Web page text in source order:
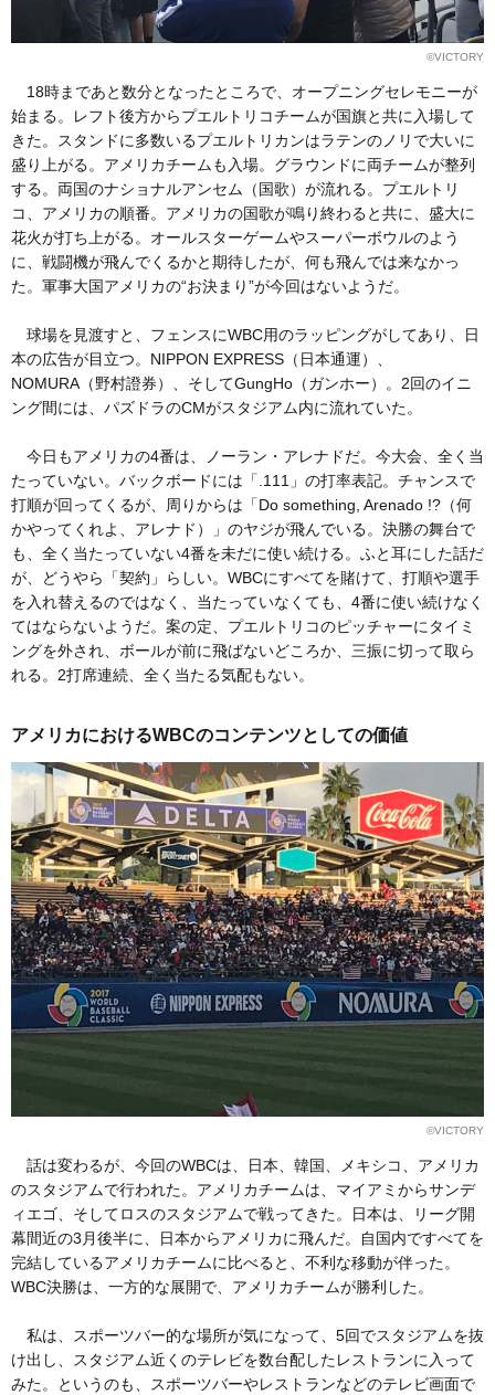
©VICTORY
18時まであと数分となったところで、オープニングセレモニーが
始まる。レフト後方からプエルトリコチームが国旗と共に入場して
きた。スタンドに多数いるプエルトリカンはラテンのノリで大いに
盛り上がる。アメリカチームも入場。グラウンドに両チームが整列
する。両国のナショナルアンセム（国歌）が流れる。プエルトリ
コ、アメリカの順番。アメリカの国歌が鳴り終わると共に、盛大に
花火が打ち上がる。オールスターゲームやスーパーボウルのよう
に、戦闘機が飛んでくるかと期待したが、何も飛んでは来なかっ
た。軍事大国アメリカの“お決まり”が今回はないようだ。
球場を見渡すと、フェンスにWBC用のラッピングがしてあり、日
本の広告が目立つ。NIPPON EXPRESS（日本通運）、
NOMURA（野村證券）、そしてGungHo（ガンホー）。2回のイニ
ング間には、パズドラのCMがスタジアム内に流れていた。
今日もアメリカの4番は、ノーラン・アレナドだ。今大会、全く当
たっていない。バックボードには「.111」の打率表記。チャンスで
打順が回ってくるが、周りからは「Do something, Arenado !?（何
かやってくれよ、アレナド）」のヤジが飛んでいる。決勝の舞台で
も、全く当たっていない4番を未だに使い続ける。ふと耳にした話だ
が、どうやら「契約」らしい。WBCにすべてを賭けて、打順や選手
を入れ替えるのではなく、当たっていなくても、4番に使い続けなく
てはならないようだ。案の定、プエルトリコのピッチャーにタイミ
ングを外され、ボールが前に飛ばないどころか、三振に切って取ら
れる。2打席連続、全く当たる気配もない。
アメリカにおけるWBCのコンテンツとしての価値
©VICTORY
話は変わるが、今回のWBCは、日本、韓国、メキシコ、アメリカ
のスタジアムで行われた。アメリカチームは、マイアミからサンデ
ィエゴ、そしてロスのスタジアムで戦ってきた。日本は、リーグ開
幕間近の3月後半に、日本からアメリカに飛んだ。自国内ですべてを
完結しているアメリカチームに比べると、不利な移動が伴った。
WBC決勝は、一方的な展開で、アメリカチームが勝利した。
私は、スポーツバー的な場所が気になって、5回でスタジアムを抜
け出し、スタジアム近くのテレビを数台配したレストランに入って
みた。というのも、スポーツバーやレストランなどのテレビ画面で